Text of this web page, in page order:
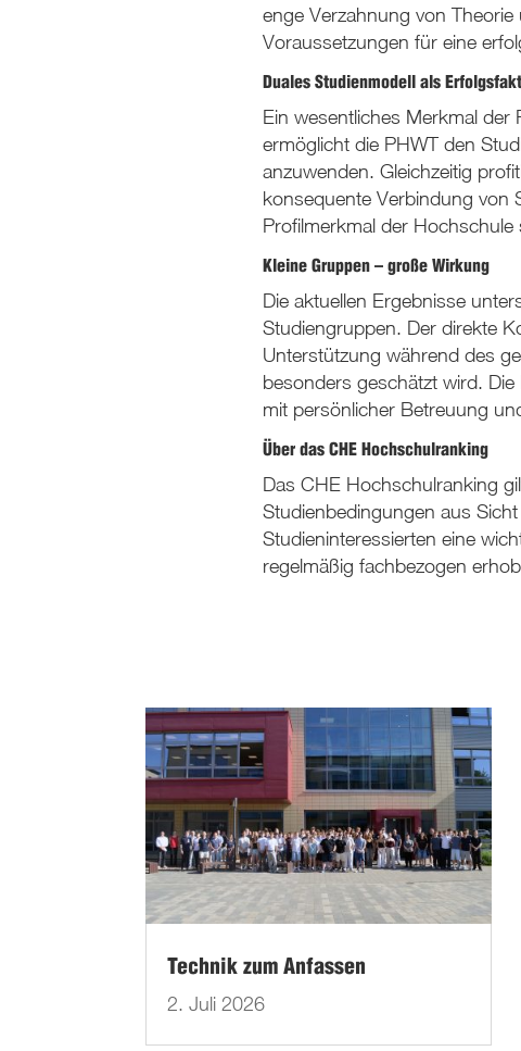
enge Verzahnung von
Voraussetzungen für eine
Duales Studienmodell als
Ein wesentliches Merkmal der
ermöglicht die PHWT den
anzuwenden. Gleichzeitig
konsequente Verbindung von
Profilmerkmal der Hochschule
Kleine Gruppen – große Wirkung
Die aktuellen Ergebnisse
Studiengruppen. Der direkte
Unterstützung während des
besonders geschätzt wird.
mit persönlicher Betreuung
Über das CHE Hochschulranking
Das CHE Hochschulranking
Studienbedingungen aus
Studieninteressierten eine
regelmäßig fachbezogen
Technik zum Anfassen
2. Juli 2026